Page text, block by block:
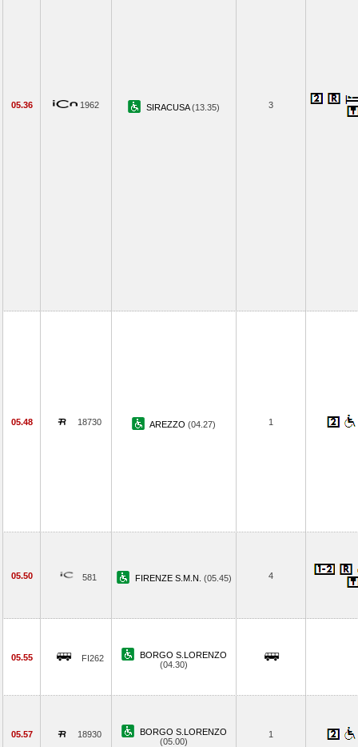
05.36 1962 SIRACUSA(13.35) 3
05.48 18730 AREZZO (04.27) 1
05.50 581 FIRENZE S.M.N. (05.45) 4
05.55 FI262
BORGO S.LORENZO
(04.30)
05.57 18930
BORGO S.LORENZO
(05.00)
1